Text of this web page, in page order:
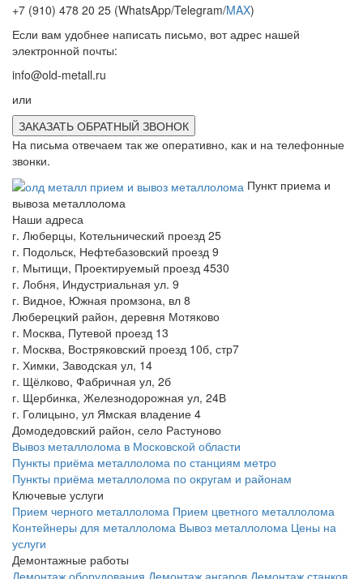
+7 (910) 478 20 25 (WhatsApp/Telegram/MAX)
Если вам удобнее написать письмо, вот адрес нашей
электронной почты:
info@old-metall.ru
или
ЗАКАЗАТЬ ОБРАТНЫЙ ЗВОНОК
На письма отвечаем так же оперативно, как и на телефонные
звонки.
Пункт приема и
вывоза металлолома
Наши адреса
г. Люберцы, Котельнический проезд 25
г. Подольск, Нефтебазовский проезд 9
г. Мытищи, Проектируемый проезд 4530
г. Лобня, Индустриальная ул. 9
г. Видное, Южная промзона, вл 8
Люберецкий район, деревня Мотяково
г. Москва, Путевой проезд 13
г. Москва, Востряковский проезд 10б, стр7
г. Химки, Заводская ул, 14
г. Щёлково, Фабричная ул, 2б
г. Щербинка, Железнодорожная ул, 24В
г. Голицыно, ул Ямская владение 4
Домодедовский район, село Растуново
Вывоз металлолома в Московской области
Пункты приёма металлолома по станциям метро
Пункты приёма металлолома по округам и районам
Ключевые услуги
Прием черного металлолома Прием цветного металлолома
Контейнеры для металлолома Вывоз металлолома Цены на
услуги
Демонтажные работы